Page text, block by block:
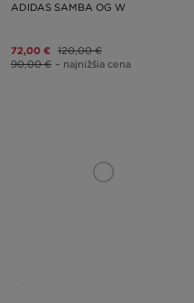
ADIDAS SAMBA OG W
72,00 € 120,00 €
90,00 € – najnižšia cena